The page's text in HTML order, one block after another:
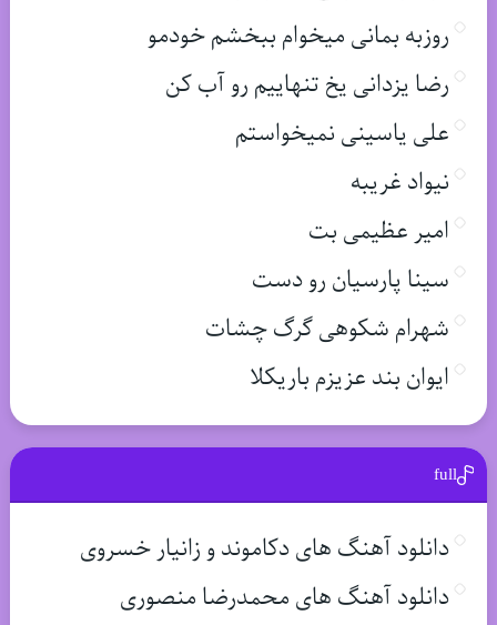
روزبه بمانی میخوام ببخشم خودمو
رضا یزدانی یخ تنهاییم رو آب کن
علی یاسینی نمیخواستم
نیواد غریبه
امیر عظیمی بت
سینا پارسیان رو دست
شهرام شکوهی گرگ چشات
ایوان بند عزیزم باریکلا
full
دانلود آهنگ های دکاموند و زانیار خسروی
دانلود آهنگ های محمدرضا منصوری